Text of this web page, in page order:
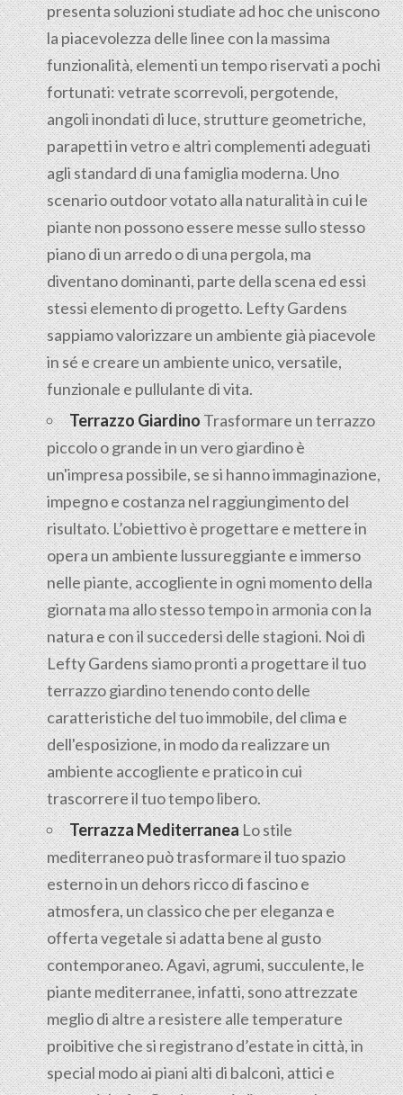
presenta soluzioni studiate ad hoc che uniscono
la piacevolezza delle linee con la massima
funzionalità, elementi un tempo riservati a pochi
fortunati: vetrate scorrevoli, pergotende,
angoli inondati di luce, strutture geometriche,
parapetti in vetro e altri complementi adeguati
agli standard di una famiglia moderna. Uno
scenario outdoor votato alla naturalità in cui le
piante non possono essere messe sullo stesso
piano di un arredo o di una pergola, ma
diventano dominanti, parte della scena ed essi
stessi elemento di progetto. Lefty Gardens
sappiamo valorizzare un ambiente già piacevole
in sé e creare un ambiente unico, versatile,
funzionale e pullulante di vita.
Terrazzo GiardinoTrasformare un terrazzo
piccolo o grande in un vero giardino è
un'impresa possibile, se si hanno immaginazione,
impegno e costanza nel raggiungimento del
risultato. L’obiettivo è progettare e mettere in
opera un ambiente lussureggiante e immerso
nelle piante, accogliente in ogni momento della
giornata ma allo stesso tempo in armonia con la
natura e con il succedersi delle stagioni. Noi di
Lefty Gardens siamo pronti a progettare il tuo
terrazzo giardino tenendo conto delle
caratteristiche del tuo immobile, del clima e
dell'esposizione, in modo da realizzare un
ambiente accogliente e pratico in cui
trascorrere il tuo tempo libero.
Terrazza MediterraneaLo stile
mediterraneo può trasformare il tuo spazio
esterno in un dehors ricco di fascino e
atmosfera, un classico che per eleganza e
offerta vegetale si adatta bene al gusto
contemporaneo. Agavi, agrumi, succulente, le
piante mediterranee, infatti, sono attrezzate
meglio di altre a resistere alle temperature
proibitive che si registrano d’estate in città, in
special modo ai piani alti di balconi, attici e